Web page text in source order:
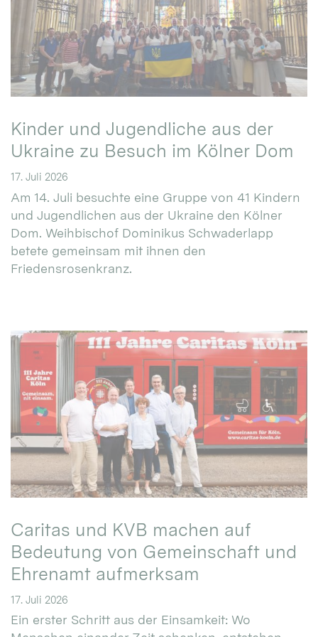
Kinder und Jugendliche aus der
Ukraine zu Besuch im Kölner Dom
17. Juli 2026
Am 14. Juli besuchte eine Gruppe von 41 Kindern
und Jugendlichen aus der Ukraine den Kölner
Dom. Weihbischof Dominikus Schwaderlapp
betete gemeinsam mit ihnen den
Friedensrosenkranz.
Caritas und KVB machen auf
Bedeutung von Gemeinschaft und
Ehrenamt aufmerksam
17. Juli 2026
Ein erster Schritt aus der Einsamkeit: Wo